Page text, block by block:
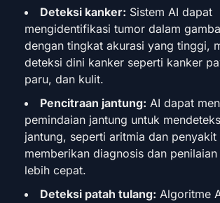
Deteksi kanker: Sistem AI dapat
mengidentifikasi tumor dalam
dengan tingkat akurasi yang tinggi,
deteksi dini kanker seperti kanker
paru, dan kulit.
Pencitraan jantung: AI dapat
pemindaian jantung untuk
jantung, seperti aritmia dan
memberikan diagnosis dan
lebih cepat.
Deteksi patah tulang: Algoritme